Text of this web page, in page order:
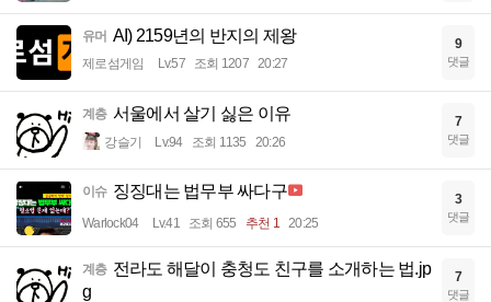
유머 AI) 2159년의 반지의 제왕
제로섬게임 Lv.57 조회 1207 20:27
9
댓글
계층 서울에서 살기 싫은 이유
강슬기 Lv.94 조회 1135 20:26
7
댓글
이슈 징징대는 법무부 싸다구
Warlock04 Lv.41 조회 655 추천 1 20:25
3
댓글
계층 전라도 해달이 충청도 친구를 소개하는 법.jp
g
7
댓글